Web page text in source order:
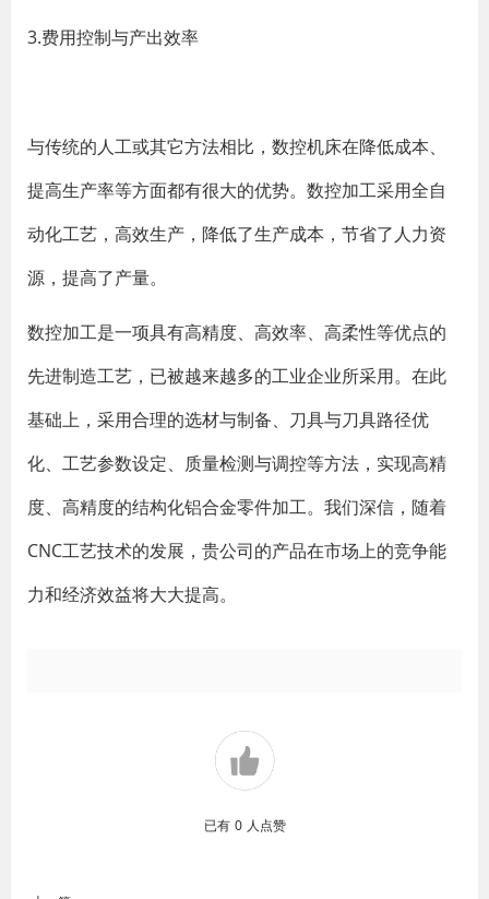
3.费用控制与产出效率
与传统的人工或其它方法相比，数控机床在降低成本、
提高生产率等方面都有很大的优势。数控加工采用全自
动化工艺，高效生产，降低了生产成本，节省了人力资
源，提高了产量。
数控加工是一项具有高精度、高效率、高柔性等优点的
先进制造工艺，已被越来越多的工业企业所采用。在此
基础上，采用合理的选材与制备、刀具与刀具路径优
化、工艺参数设定、质量检测与调控等方法，实现高精
度、高精度的结构化铝合金零件加工。我们深信，随着
CNC工艺技术的发展，贵公司的产品在市场上的竞争能
力和经济效益将大大提高。
已有 0 人点赞